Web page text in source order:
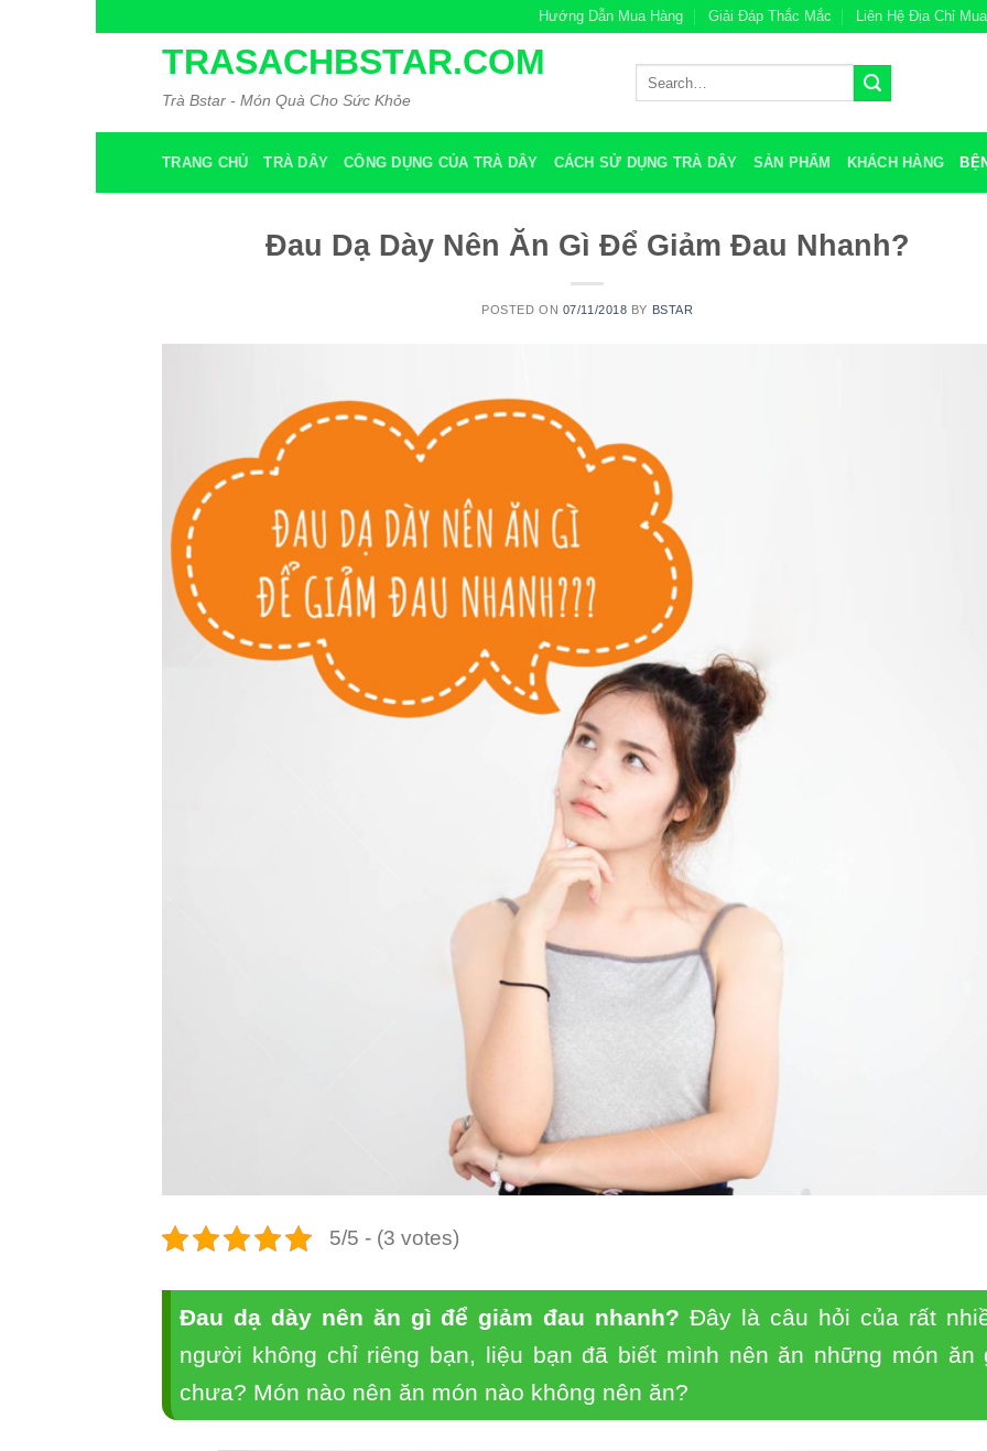
Hướng Dẫn Mua Hàng Giải Đáp Thắc Mắc Liên Hệ Địa Chỉ
TRASACHBSTAR.COM
Trà Bstar - Món Quà Cho Sức Khỏe
TRANG CHỦ TRÀ DÂY CÔNG DỤNG CỦA TRÀ DÂY CÁCH SỬ DỤNG TRÀ DÂY SẢN PHẨM KHÁCH HÀNG
Đau Dạ Dày Nên Ăn Gì Để Giảm Đau Nhanh?
POSTED ON 07/11/2018 BY BSTAR
5/5 - (3 votes)
Đau dạ dày nên ăn gì để giảm đau nhanh? Đây là câu hỏi của rất
người không chỉ riêng bạn, liệu bạn đã biết mình nên ăn những món ăn
chưa? Món nào nên ăn món nào không nên ăn?